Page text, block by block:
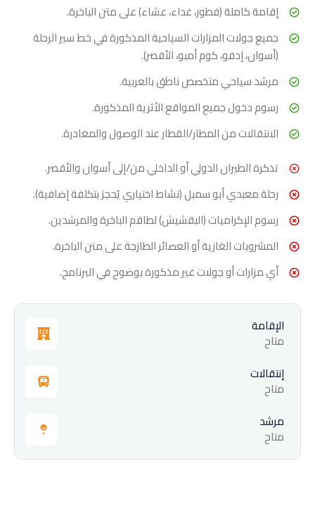
إقامة كاملة (فطور، غداء، عشاء) على متن الباخرة.
جميع جولات المزارات السياحية المذكورة في خط سير الرحلة
(أسوان، إدفو، كوم أمبو، الأقصر).
مرشد سياحي متخصص ناطق بالعربية.
رسوم دخول جميع المواقع الأثرية المذكورة.
الانتقالات من المطار/القطار عند الوصول والمغادرة.
تذكرة الطيران الدولي أو الداخلي من/إلى أسوان والأقصر.
رحلة معبدي أبو سمبل (نشاط اختياري يُحجز بتكلفة إضافية).
رسوم الإكراميات (البقشيش) لطاقم الباخرة والمرشدين.
المشروبات الغازية أو العصائر الطازجة على متن الباخرة.
أي مزارات أو جولات غير مذكورة بوضوح في البرنامج.
الإقامة
متاح
إنتقالات
متاح
مرشد
متاح